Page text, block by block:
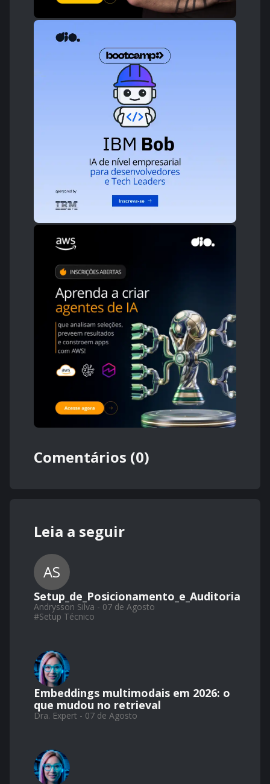
Comentários (0)
Leia a seguir
AS
Setup_de_Posicionamento_e_Auditoria
Andrysson Silva - 07 de Agosto
#Setup Técnico
Embeddings multimodais em 2026: o
que mudou no retrieval
Dra. Expert - 07 de Agosto